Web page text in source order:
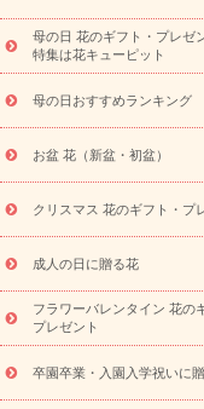
念日
結婚祝い 出産
寿祝い
プチギフト
供え・お悔やみ商品一覧
お供え プリザーブドフラ
盆・初盆）
その他
ビジネス用
ご自宅
ドフラワー
スタイル
ンド花
お祝い お
ディ胡蝶蘭・お祝い
観葉植物
観葉植物
お祝い
お供え・お悔
プチギフト（hanamore
キューピットのeGfit
母の日 花のギフト・プレゼ
特集は花キューピット
母の日おすすめランキング
お盆 花（新盆・初盆）
クリスマス 花のギフト・プ
成人の日に贈る花
フラワーバレンタイン 花の
プレゼント
卒園卒業・入園入学祝いに